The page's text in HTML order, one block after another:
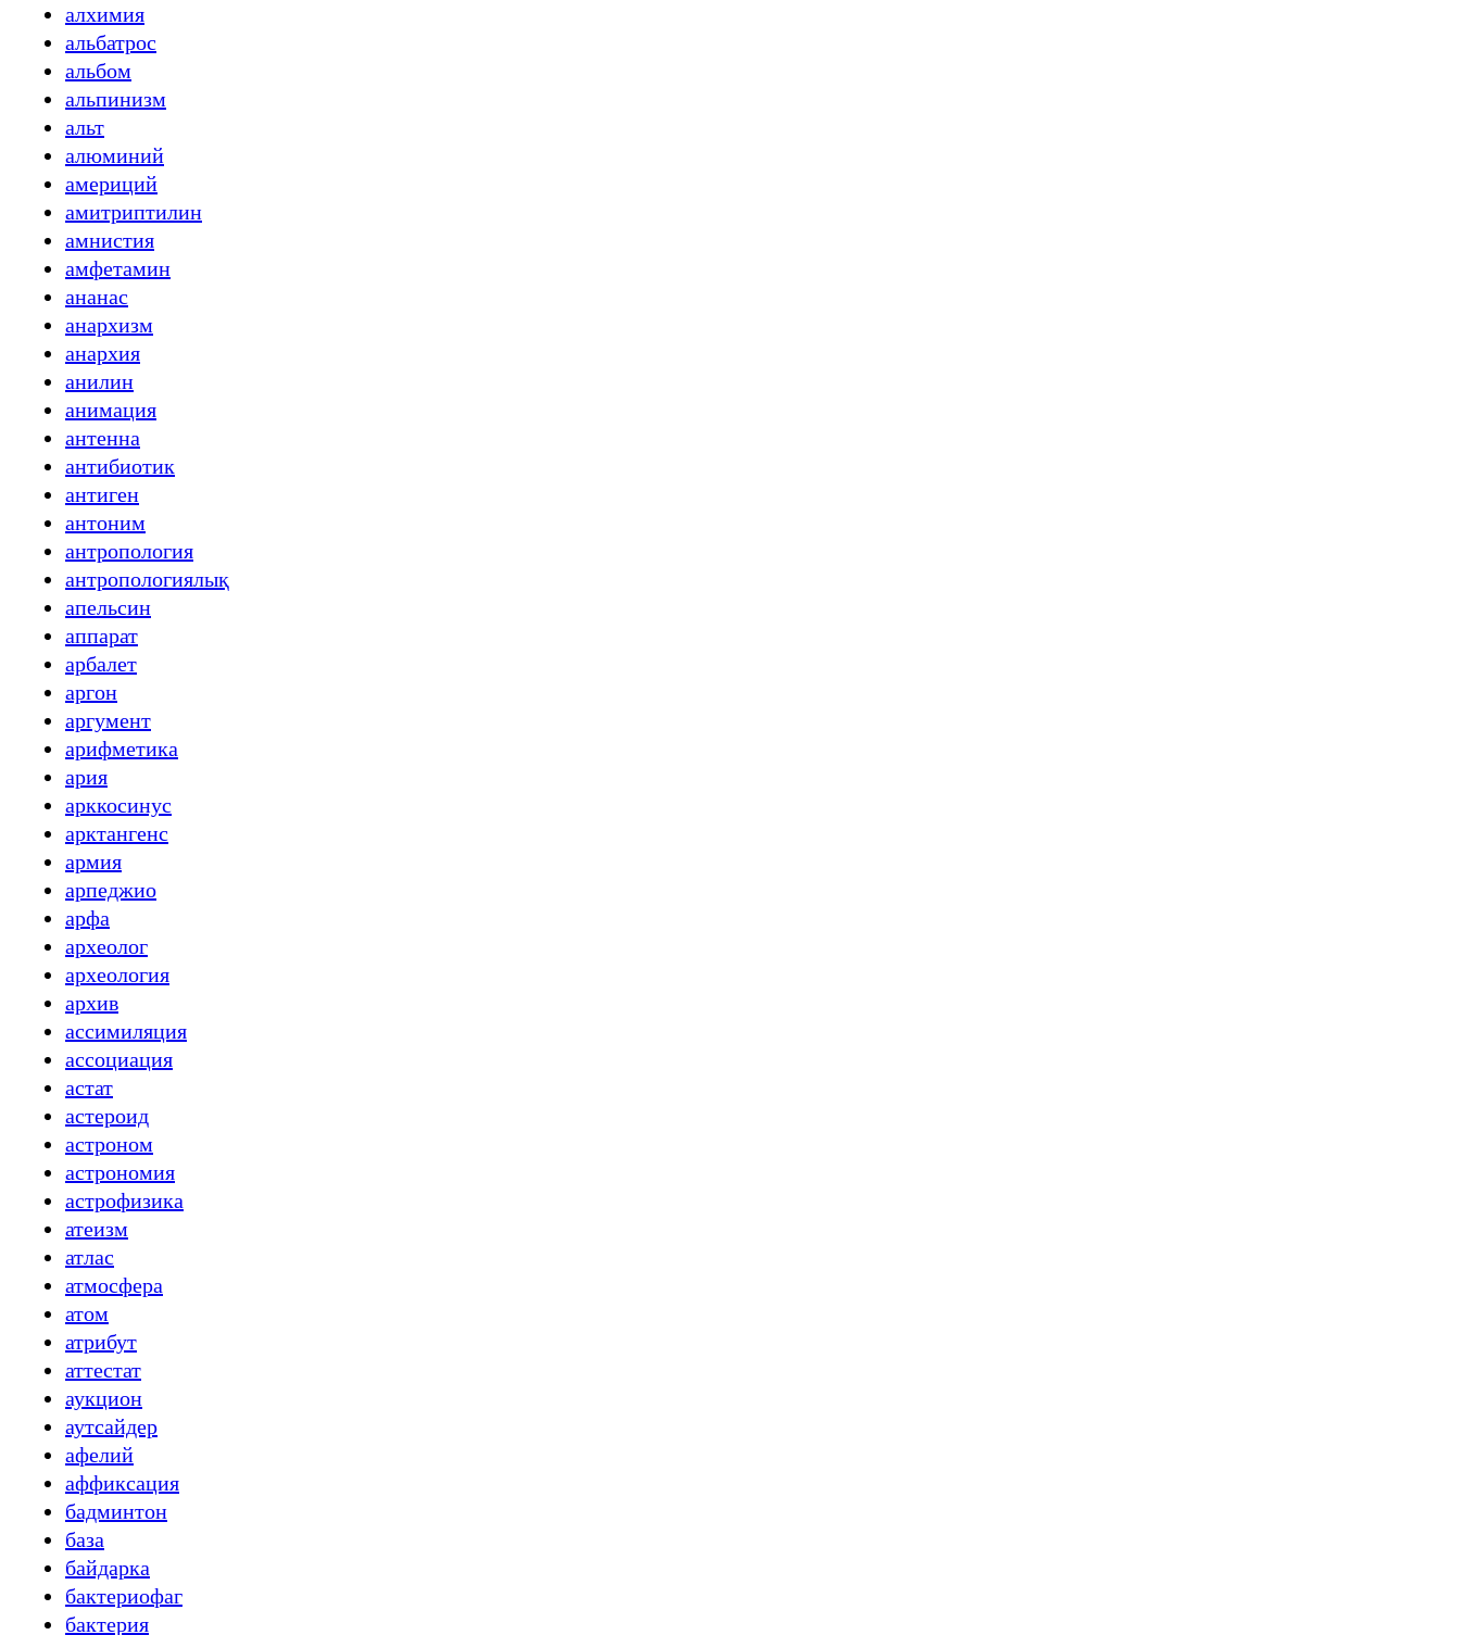
алхимия
альбатрос
альбом
альпинизм
альт
алюминий
америций
амитриптилин
амнистия
амфетамин
ананас
анархизм
анархия
анилин
анимация
антенна
антибиотик
антиген
антоним
антропология
антропологиялық
апельсин
аппарат
арбалет
аргон
аргумент
арифметика
ария
арккосинус
арктангенс
армия
арпеджио
арфа
археолог
археология
архив
ассимиляция
ассоциация
астат
астероид
астроном
астрономия
астрофизика
атеизм
атлас
атмосфера
атом
атрибут
аттестат
аукцион
аутсайдер
афелий
аффиксация
бадминтон
база
байдарка
бактериофаг
бактерия